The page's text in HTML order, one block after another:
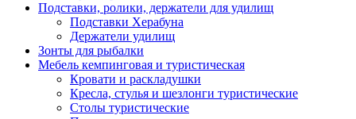
Подставки, ролики, держатели для удилищ
Подставки Херабуна
Держатели удилищ
Зонты для рыбалки
Мебель кемпинговая и туристическая
Кровати и раскладушки
Кресла, стулья и шезлонги туристические
Столы туристические